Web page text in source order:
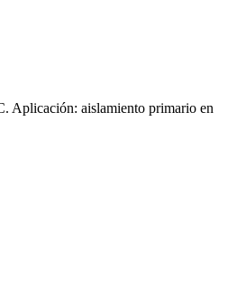
Aplicación: aislamiento primario en